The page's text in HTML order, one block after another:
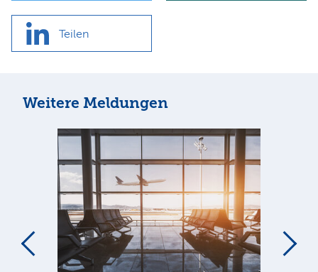
Teilen
Weitere Meldungen